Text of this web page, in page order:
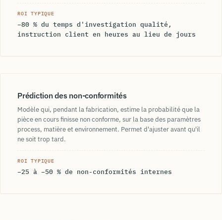
ROI TYPIQUE
−80 % du temps d'investigation qualité,
instruction client en heures au lieu de jours
Prédiction des non-conformités
Modèle qui, pendant la fabrication, estime la probabilité que la
pièce en cours finisse non conforme, sur la base des paramètres
process, matière et environnement. Permet d'ajuster avant qu'il
ne soit trop tard.
ROI TYPIQUE
−25 à −50 % de non-conformités internes